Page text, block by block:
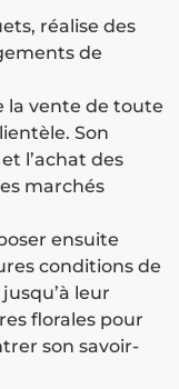
réalise des
de
la vente de toute
Son
l’achat des
marchés
ensuite
conditions de
leur
florales pour
son savoir-